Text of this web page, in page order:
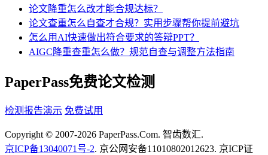
论文降重怎么改才能合规达标？
论文查重怎么自查才合规？实用步骤帮你提前避坑
怎么用AI快速做出符合要求的答辩PPT？
AIGC降重查重怎么做？规范自查与调整方法指南
PaperPass免费论文检测
检测报告演示 免费试用
Copyright © 2007-2026 PaperPass.Com. 智齿数汇.
京ICP备13040071号-2. 京公网安备11010802012623. 京ICP证